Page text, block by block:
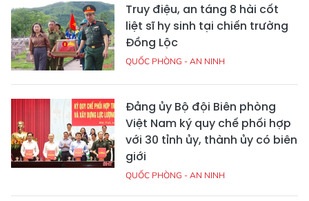
Truy điệu, an táng 8 hài cốt
liệt sĩ hy sinh tại chiến trường
Đồng Lộc
QUỐC PHÒNG - AN NINH
Đảng ủy Bộ đội Biên phòng
Việt Nam ký quy chế phối hợp
với 30 tỉnh ủy, thành ủy có biên
giới
QUỐC PHÒNG - AN NINH